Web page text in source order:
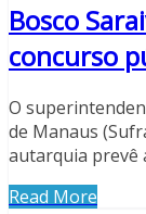
Bosco
concurso
O
de Manaus
autarquia prevê
Read More